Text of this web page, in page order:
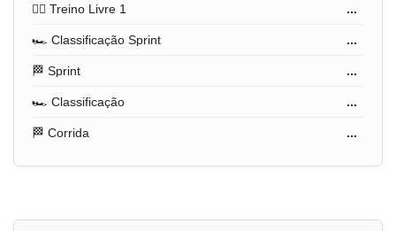
🏋️‍♂️ Treino Livre 1
...
🏎️ Classificação Sprint ...
🏁 Sprint ...
🏎️ Classificação ...
🏁 Corrida ...